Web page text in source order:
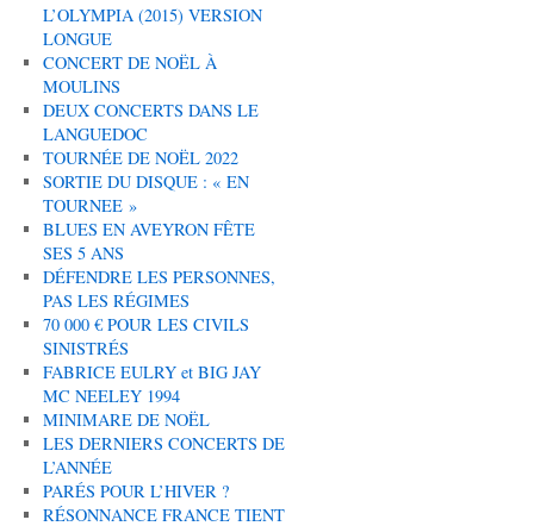
L’OLYMPIA (2015) VERSION
LONGUE
CONCERT DE NOËL À
MOULINS
DEUX CONCERTS DANS LE
LANGUEDOC
TOURNÉE DE NOËL 2022
SORTIE DU DISQUE : « EN
TOURNEE »
BLUES EN AVEYRON FÊTE
SES 5 ANS
DÉFENDRE LES PERSONNES,
PAS LES RÉGIMES
70 000 € POUR LES CIVILS
SINISTRÉS
FABRICE EULRY et BIG JAY
MC NEELEY 1994
MINIMARE DE NOËL
LES DERNIERS CONCERTS DE
L’ANNÉE
PARÉS POUR L’HIVER ?
RÉSONNANCE FRANCE TIENT